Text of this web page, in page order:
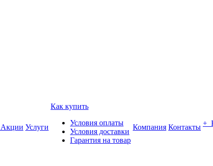
Акции Услуги
Как купить
Условия оплаты
Условия доставки
Гарантия на товар
Компания Контакты +